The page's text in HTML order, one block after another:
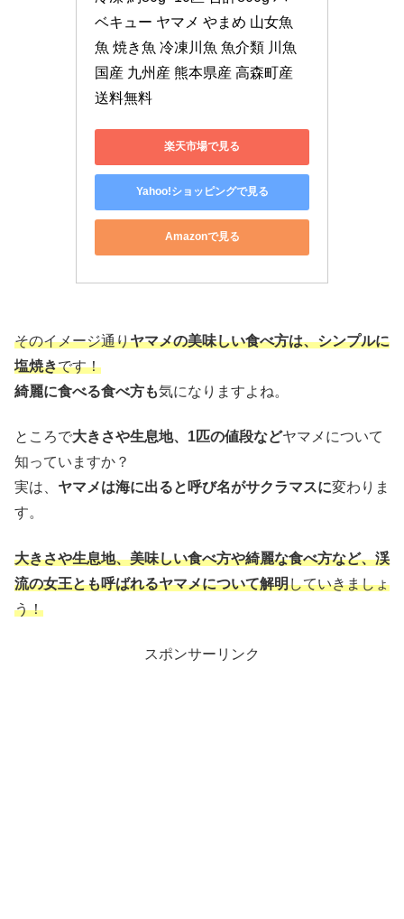
ベキュー ヤマメ やまめ 山女魚
魚 焼き魚 冷凍川魚 魚介類 川魚
国産 九州産 熊本県産 高森町産
送料無料
楽天市場で見る
Yahoo!ショッピングで見る
Amazonで見る
そのイメージ通りヤマメの美味しい食べ方は、シンプルに
塩焼きです！
綺麗に食べる食べ方も気になりますよね。
ところで大きさや生息地、1匹の値段などヤマメについて
知っていますか？
実は、 ヤマメは海に出ると呼び名がサクラマスに変わりま
す。
大きさや生息地、美味しい食べ方や綺麗な食べ方など、渓
流の女王とも呼ばれるヤマメについて解明していきましょ
う！
スポンサーリンク